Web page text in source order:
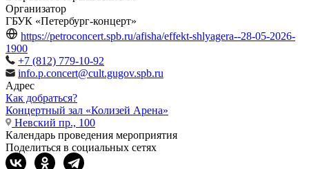
Организатор
ГБУК «Петербург-концерт»
https://petroconcert.spb.ru/afisha/effekt-shlyagera--28-05-2026-
1900
+7 (812) 779-10-92
info.p.concert@cult.gugov.spb.ru
Адрес
Как добраться?
Концертный зал «Колизей Арена»
Невский пр., 100
Календарь проведения мероприятия
Поделиться в социальных сетях